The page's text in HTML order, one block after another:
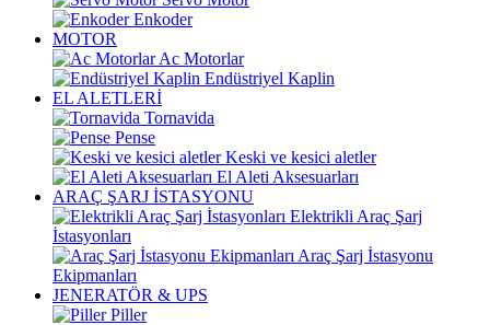
Enkoder
MOTOR
Ac Motorlar
Endüstriyel Kaplin
EL ALETLERİ
Tornavida
Pense
Keski ve kesici aletler
El Aleti Aksesuarları
ARAÇ ŞARJ İSTASYONU
Elektrikli Araç Şarj
İstasyonları
Araç Şarj İstasyonu
Ekipmanları
JENERATÖR & UPS
Piller